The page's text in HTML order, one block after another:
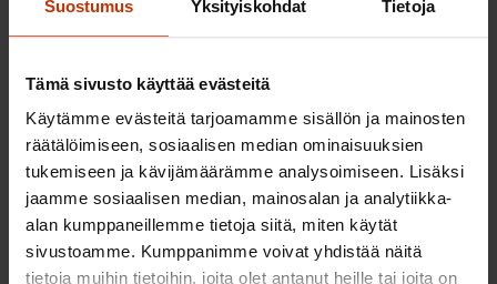
Suostumus Yksityiskohdat Tietoja
Tämä sivusto käyttää evästeitä
Käytämme evästeitä tarjoamamme sisällön ja mainosten
räätälöimiseen, sosiaalisen median ominaisuuksien
tukemiseen ja kävijämäärämme analysoimiseen. Lisäksi
jaamme sosiaalisen median, mainosalan ja analytiikka-
alan kumppaneillemme tietoja siitä, miten käytät
sivustoamme. Kumppanimme voivat yhdistää näitä
tietoja muihin tietoihin, joita olet antanut heille tai joita on
Lisäksi palkansaajakeskusjärjestöt toivovat, että
tasa-arvolain sukupuolivähemmistöjen asemaa
koskeviin pykäliin sekä yhdenvertaisuuslakiin
valmisteltavat muutokset astuvat voimaan
samanaikaisesti, jotta säädösmuutokset voidaan
toimeenpanna työpaikoilla samanaikaisesti.